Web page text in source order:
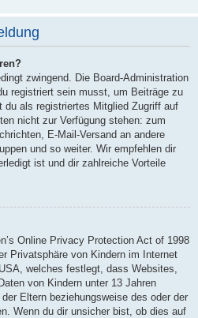
zwingend. Die Board-Administration
registriert sein musst, um Beiträge zu
du als registriertes Mitglied Zugriff auf
nicht zur Verfügung stehen: zum
E-Mail-Versand an andere
und so weiter. Wir empfehlen dir
ist und dir zahlreiche Vorteile
Online Privacy Protection Act of 1998
Privatsphäre von Kindern im Internet
welches festlegt, dass Websites,
von Kindern unter 13 Jahren
Eltern beziehungsweise des oder der
Wenn du dir unsicher bist, ob dies auf